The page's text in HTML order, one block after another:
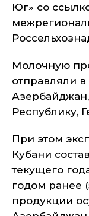
Юг» со
Молочную
отправляли
Республику,
При этом
Кубани
текущего
годом ранее
продукции